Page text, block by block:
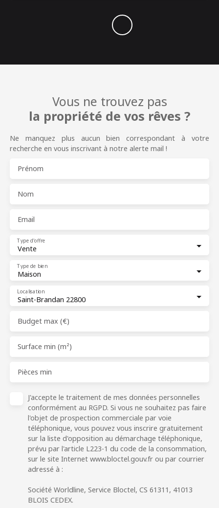
Vous ne trouvez pas
la propriété de vos rêves ?
Ne manquez plus aucun bien correspondant à votre
recherche en vous inscrivant à notre alerte mail !
Prénom
Nom
Email
Vente
Type d'offre
Maison
Type de bien
Saint-Brandan 22800
Localisation
Budget max (€)
Surface min (m²)
Pièces min
J'accepte le traitement de mes données personnelles
conformément au RGPD. Si vous ne souhaitez pas faire
l'objet de prospection commerciale par voie
téléphonique, vous pouvez vous inscrire gratuitement
sur la liste d'opposition au démarchage téléphonique,
prévu par l'article L223-1 du code de la consommation,
sur le site Internet www.bloctel.gouv.fr ou par courrier
adressé à :
Société Worldline, Service Bloctel, CS 61311, 41013
BLOIS CEDEX.